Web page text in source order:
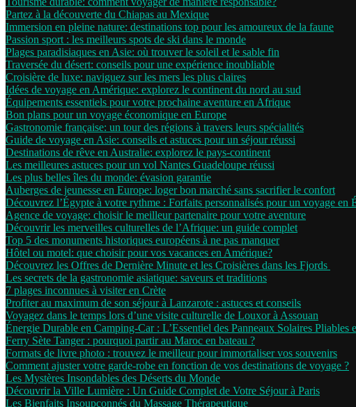
Partez à la découverte du Chiapas au Mexique
Immersion en pleine nature: destinations top pour les amoureux de la faune
Passion sport : les meilleurs spots de ski dans le monde
Plages paradisiaques en Asie: où trouver le soleil et le sable fin
Traversée du désert: conseils pour une expérience inoubliable
Croisière de luxe: naviguez sur les mers les plus claires
Idées de voyage en Amérique: explorez le continent du nord au sud
Équipements essentiels pour votre prochaine aventure en Afrique
Bon plans pour un voyage économique en Europe
Gastronomie française: un tour des régions à travers leurs spécialités
Guide de voyage en Asie: conseils et astuces pour un séjour réussi
Destinations de rêve en Australie: explorez le pays-continent
Les meilleures astuces pour un vol Nantes Guadeloupe réussi
Les plus belles îles du monde: évasion garantie
Auberges de jeunesse en Europe: loger bon marché sans sacrifier le confort
Découvrez l’Égypte à votre rythme : Forfaits personnalisés pour un voyage en
Agence de voyage: choisir le meilleur partenaire pour votre aventure
Découvrir les merveilles culturelles de l’Afrique: un guide complet
Top 5 des monuments historiques européens à ne pas manquer
Hôtel ou motel: que choisir pour vos vacances en Amérique?
Découvrez les Offres de Dernière Minute et les Croisières dans les Fjords
Les secrets de la gastronomie asiatique: saveurs et traditions
7 plages inconnues à visiter en Crète
Profiter au maximum de son séjour à Lanzarote : astuces et conseils
Voyagez dans le temps lors d’une visite culturelle de Louxor à Assouan
Énergie Durable en Camping-Car : L’Essentiel des Panneaux Solaires
Ferry Sète Tanger : pourquoi partir au Maroc en bateau ?
Formats de livre photo : trouvez le meilleur pour immortaliser vos souvenirs
Comment ajuster votre garde-robe en fonction de vos destinations de voyage ?
Les Mystères Insondables des Déserts du Monde
Découvrir la Ville Lumière : Un Guide Complet de Votre Séjour à Paris
Les Bienfaits Insoupçonnés du Massage Thérapeutique